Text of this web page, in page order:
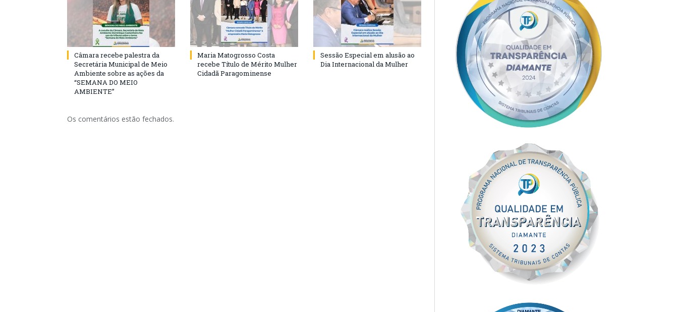
Câmara recebe palestra da
Secretária Municipal de Meio
Ambiente sobre as ações da
“SEMANA DO MEIO
AMBIENTE”
Maria Matogrosso Costa
recebe Título de Mérito Mulher
Cidadã Paragominense
Sessão Especial em alusão ao
Dia Internacional da Mulher
Os comentários estão fechados.